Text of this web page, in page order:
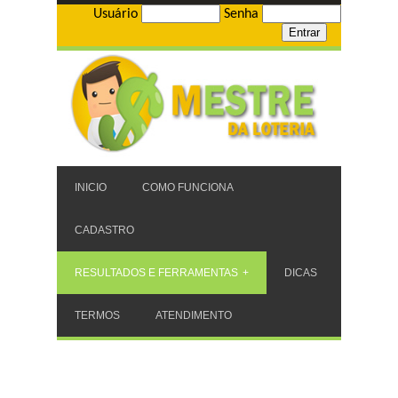
Usuário Senha
INICIO COMO FUNCIONA
CADASTRO
RESULTADOS E FERRAMENTAS DICAS
TERMOS ATENDIMENTO